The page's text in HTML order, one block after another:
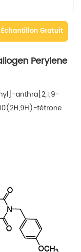
Gratuit
Perylene
anthra[2,1,9-
tétrone